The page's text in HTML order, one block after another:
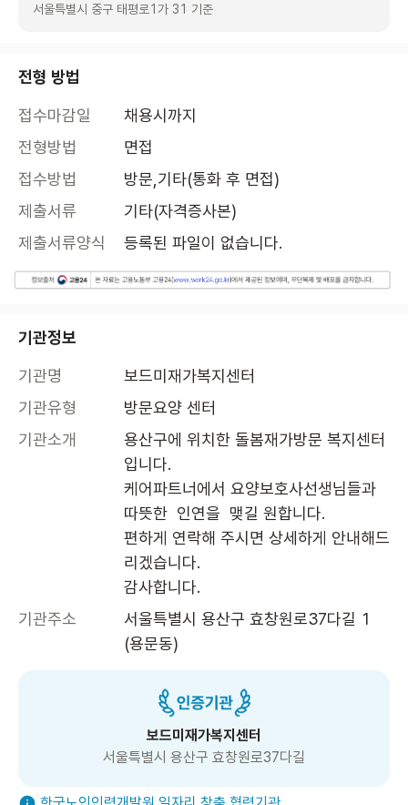
서울특별시 중구 태평로1가 31 기준
전형 방법
접수마감일
채용시까지
전형방법
면접
접수방법
방문,기타(통화 후 면접)
제출서류
기타(자격증사본)
제출서류양식
등록된 파일이 없습니다.
기관정보
기관명
보드미재가복지센터
기관유형
방문요양 센터
기관소개
용산구에 위치한 돌봄재가방문 복지센터
입니다.
케어파트너에서 요양보호사선생님들과
따뜻한  인연을  맺길 원합니다.
편하게 연락해 주시면 상세하게 안내해드
리겠습니다.
감사합니다.
기관주소
서울특별시 용산구 효창원로37다길 1
(용문동)
보드미재가복지센터
서울특별시 용산구 효창원로37다길